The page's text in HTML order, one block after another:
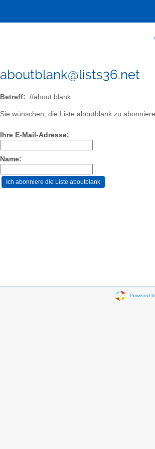
aboutblank@lists36.net
Betreff: ://about blank
Sie wünschen, die Liste aboutblank zu
Ihre E-Mail-Adresse:
Name:
Powered